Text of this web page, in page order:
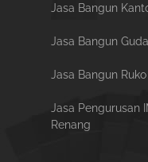
Jasa Bangun
Jasa Bangun
Jasa Bangun Ruko
Jasa Pengurusan
Renang